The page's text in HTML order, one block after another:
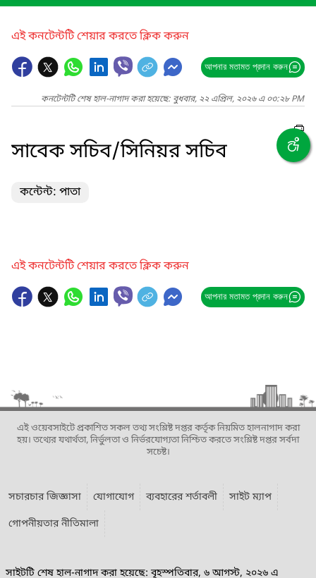
এই কনটেন্টটি শেয়ার করতে ক্লিক করুন
আপনার মতামত প্রদান করুন
কনটেন্টটি শেষ হাল-নাগাদ করা হয়েছে: বুধবার, ২২ এপ্রিল, ২০২৬ এ ০৩:২৮ PM
সাবেক সচিব/সিনিয়র সচিব
কন্টেন্ট: পাতা
এই কনটেন্টটি শেয়ার করতে ক্লিক করুন
আপনার মতামত প্রদান করুন
এই ওয়েবসাইটে প্রকাশিত সকল তথ্য সংশ্লিষ্ট দপ্তর কর্তৃক নিয়মিত হালনাগাদ করা
হয়। তথ্যের যথার্থতা, নির্ভুলতা ও নির্ভরযোগ্যতা নিশ্চিত করতে সংশ্লিষ্ট দপ্তর সর্বদা
সচেষ্ট।
সচারচার জিজ্ঞাসা যোগাযোগ ব্যবহারের শর্তাবলী
সাইট ম্যাপ
গোপনীয়তার নীতিমালা
সাইটটি শেষ হাল-নাগাদ করা হয়েছে: বৃহস্পতিবার, ৬ আগস্ট, ২০২৬ এ